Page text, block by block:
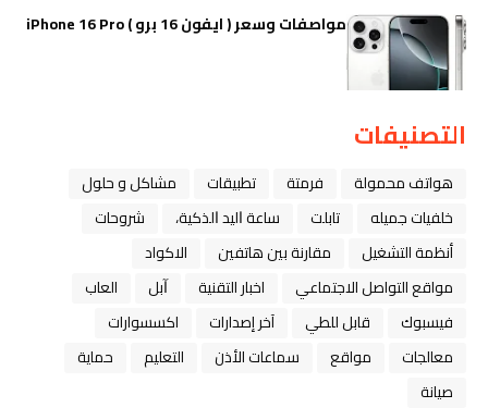
مواصفات وسعر ( ايفون 16 برو ) iPhone 16 Pro
التصنيفات
هواتف محمولة فرمتة تطبيقات
مشاكل و حلول
خلفيات جميله
تابلت ﺳﺎﻋﺔ ﺍﻟﻴﺪ ﺍﻟﺬﻛﻴﺔ،
شروحات
أنظمة التشغيل
مقارنة بين هاتفين
الاكواد
مواقع التواصل الاجتماعي
اخبار التقنية ﺁﺑﻞ
العاب
فيسبوك
قابل للطي آخر إصدارات
اكسسوارات
معالجات
مواقع سماعات الأذن التعليم
حماية
صيانة